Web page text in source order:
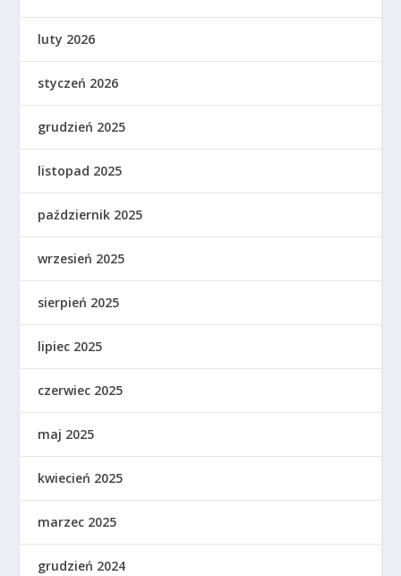
luty 2026
styczeń 2026
grudzień 2025
listopad 2025
październik 2025
wrzesień 2025
sierpień 2025
lipiec 2025
czerwiec 2025
maj 2025
kwiecień 2025
marzec 2025
grudzień 2024